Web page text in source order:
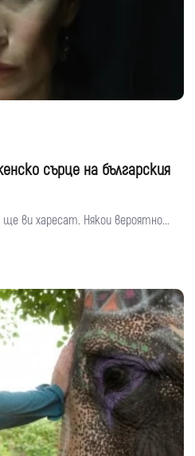
сърце на българския
ви харесат. Някои вероятно...